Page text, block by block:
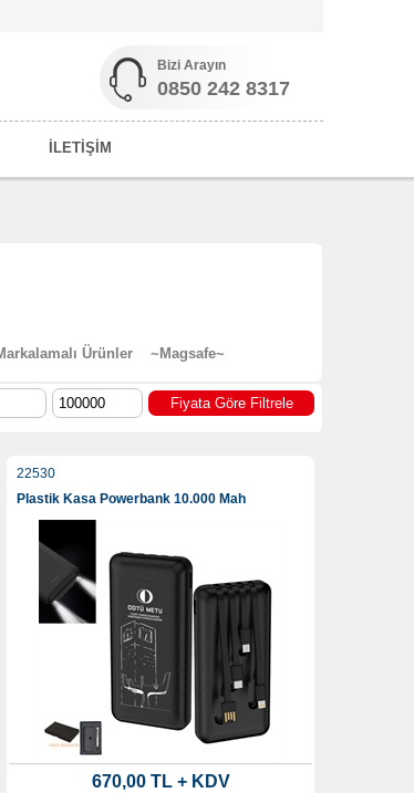
Bizi Arayın
0850 242 8317
İLETİŞİM
Ürünler ~Magsafe~
22530
Plastik Kasa Powerbank 10.000 Mah
670,00 TL + KDV